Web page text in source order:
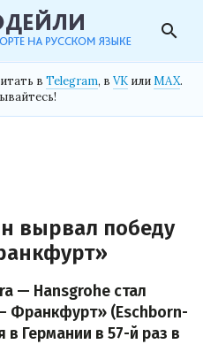
search
в Telegram, в VK илиMAX.
вырвал победу
— Hansgrohe стал
Франкфурт» (Eschborn-
Германии в 57-й раз в